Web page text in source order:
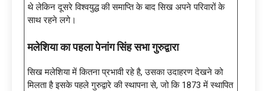
थे लेकिन दूसरे विश्वयुद्ध की समाप्ति के बाद सिख अपने परिवारों के
साथ रहने लगे।
मलेशिया का पहला पेनांग सिंह सभा गुरुद्वारा
सिख मलेशिया में कितना प्रभावी रहे है, उसका उदाहरण देखने को
मिलता है इसके पहले गुरुद्वारे की स्थापना से, जो कि 1873 में स्थापित